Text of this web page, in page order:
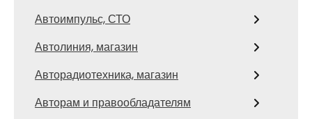
Автоимпульс, СТО
Автолиния, магазин
Авторадиотехника, магазин
Авторам и правообладателям